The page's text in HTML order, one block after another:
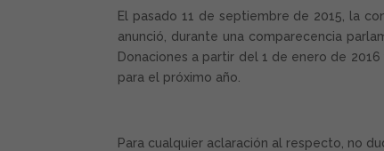
El pasado 11 de septiembre de 2015, la
anunció, durante una comparecencia
Donaciones a partir del 1 de enero de
para el próximo año.
Para cualquier aclaración al respecto, no